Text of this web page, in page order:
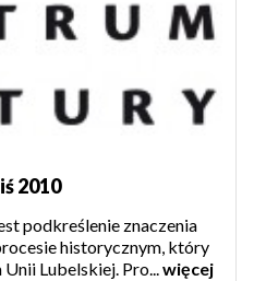
2010
podkreślenie znaczenia
historycznym, który
Lubelskiej. Pro...więcej